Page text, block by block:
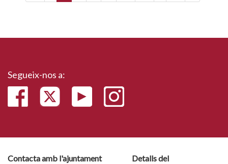
Segueix-nos a:
Contacta amb l'ajuntament
Detalls del